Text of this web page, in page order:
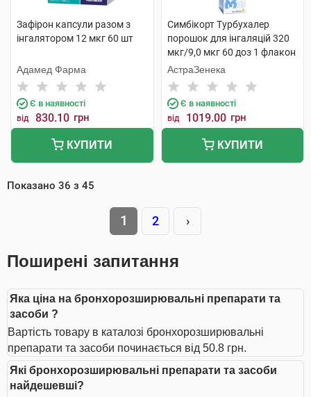
Зафірон капсули разом з
інгалятором 12 мкг 60 шт
Адамед Фарма
Є в наявності
від 830.10 грн
КУПИТИ
Симбікорт Турбухалер
порошок для інгаляцій 320
мкг/9,0 мкг 60 доз 1 флакон
АстраЗенека
Є в наявності
від 1019.00 грн
КУПИТИ
Показано 36 з 45
1 2 ›
Поширені запитання
Яка ціна на бронхорозширювальні препарати та
засоби ?
Вартість товару в каталозі бронхорозширювальні
препарати та засоби починається від 50.8 грн.
Які бронхорозширювальні препарати та засоби
найдешевші?